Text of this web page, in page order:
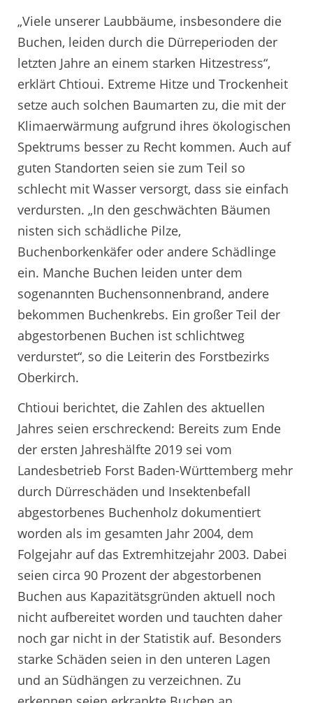
„Viele unserer Laubbäume, insbesondere die
Buchen, leiden durch die Dürreperioden der
letzten Jahre an einem starken Hitzestress“,
erklärt Chtioui. Extreme Hitze und Trockenheit
setze auch solchen Baumarten zu, die mit der
Klimaerwärmung aufgrund ihres ökologischen
Spektrums besser zu Recht kommen. Auch auf
guten Standorten seien sie zum Teil so
schlecht mit Wasser versorgt, dass sie einfach
verdursten. „In den geschwächten Bäumen
nisten sich schädliche Pilze,
Buchenborkenkäfer oder andere Schädlinge
ein. Manche Buchen leiden unter dem
sogenannten Buchensonnenbrand, andere
bekommen Buchenkrebs. Ein großer Teil der
abgestorbenen Buchen ist schlichtweg
verdurstet“, so die Leiterin des Forstbezirks
Oberkirch.
Chtioui berichtet, die Zahlen des aktuellen
Jahres seien erschreckend: Bereits zum Ende
der ersten Jahreshälfte 2019 sei vom
Landesbetrieb Forst Baden-Württemberg mehr
durch Dürreschäden und Insektenbefall
abgestorbenes Buchenholz dokumentiert
worden als im gesamten Jahr 2004, dem
Folgejahr auf das Extremhitzejahr 2003. Dabei
seien circa 90 Prozent der abgestorbenen
Buchen aus Kapazitätsgründen aktuell noch
nicht aufbereitet worden und tauchten daher
noch gar nicht in der Statistik auf. Besonders
starke Schäden seien in den unteren Lagen
und an Südhängen zu verzeichnen. Zu